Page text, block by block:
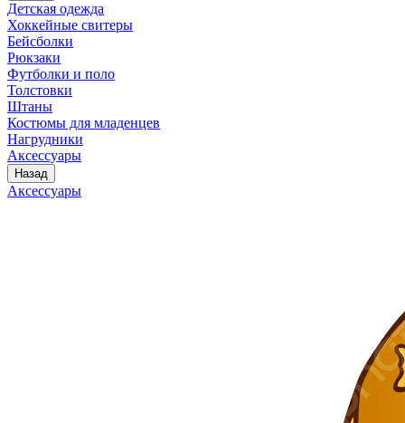
Детская одежда
Хоккейные свитеры
Бейсболки
Рюкзаки
Футболки и поло
Толстовки
Штаны
Костюмы для младенцев
Нагрудники
Аксессуары
Назад
Аксессуары